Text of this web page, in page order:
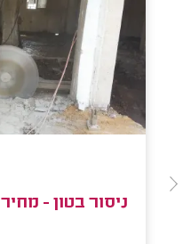
ניסור בטון - מחיר